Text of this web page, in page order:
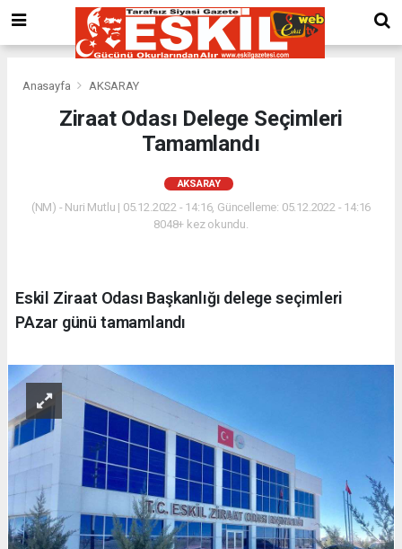
Anasayfa AKSARAY
Ziraat Odası Delege Seçimleri
Tamamlandı
AKSARAY
(NM) - Nuri Mutlu | 05.12.2022 - 14:16, Güncelleme: 05.12.2022 - 14:16
8048+ kez okundu.
Eskil Ziraat Odası Başkanlığı delege seçimleri
PAzar günü tamamlandı